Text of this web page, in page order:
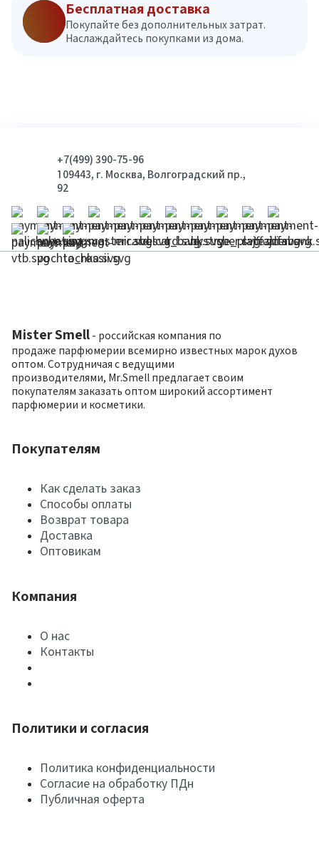
Бесплатная доставка
Покупайте без дополнительных затрат.
Наслаждайтесь покупками из дома.
+7(499) 390-75-96
109443, г. Москва, Волгоградский пр.,
92
Mister Smell - российская компания по
продаже парфюмерии всемирно известных марок духов
оптом. Сотрудничая с ведущими
производителями, Mr.Smell предлагает своим
покупателям заказать оптом широкий ассортимент
парфюмерии и косметики.
Покупателям
Как сделать заказ
Способы оплаты
Возврат товара
Доставка
Оптовикам
Компания
О нас
Контакты
Политики и согласия
Политика конфиденциальности
Согласие на обработку ПДн
Публичная оферта